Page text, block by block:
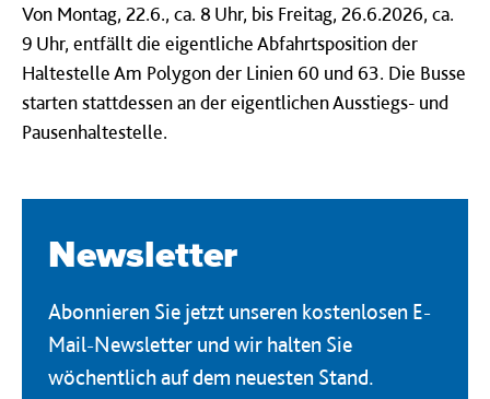
Von Montag, 22.6., ca. 8 Uhr, bis Freitag, 26.6.2026, ca.
9 Uhr, entfällt die eigentliche Abfahrtsposition der
Haltestelle Am Polygon der Linien 60 und 63. Die Busse
starten stattdessen an der eigentlichen Ausstiegs- und
Pausenhaltestelle.
Newsletter
Abonnieren Sie jetzt unseren kostenlosen E-
Mail-Newsletter und wir halten Sie
wöchentlich auf dem neuesten Stand.